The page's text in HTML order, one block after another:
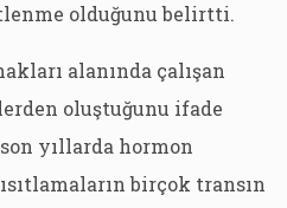
olduğunu belirtti.
alanında çalışan
oluştuğunu ifade
yıllarda hormon
birçok transın